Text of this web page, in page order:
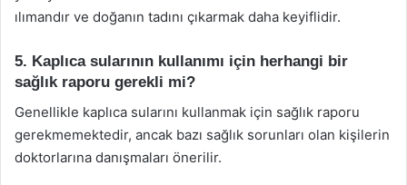
ılımandır ve doğanın tadını çıkarmak daha keyiflidir.
5. Kaplıca sularının kullanımı için herhangi bir
sağlık raporu gerekli mi?
Genellikle kaplıca sularını kullanmak için sağlık raporu
gerekmemektedir, ancak bazı sağlık sorunları olan kişilerin
doktorlarına danışmaları önerilir.